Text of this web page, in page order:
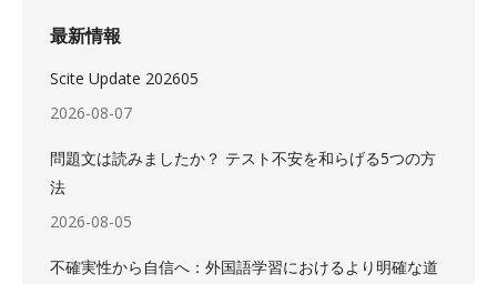
最新情報
Scite Update 202605
2026-08-07
問題文は読みましたか？ テスト不安を和らげる5つの方
法
2026-08-05
不確実性から自信へ：外国語学習におけるより明確な道